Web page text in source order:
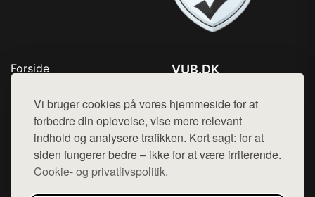
Vi bruger cookies på vores hjemmeside for at
forbedre din oplevelse, vise mere relevant
indhold og analysere trafikken. Kort sagt: for at
siden fungerer bedre – ikke for at være irriterende.
Cookie- og privatlivspolitik.
Forside
Top Rabatter
Jotun maling
Kontakt
VUB.DK
Mail: hej@want.dk
Cookie- og privatlivspolitik